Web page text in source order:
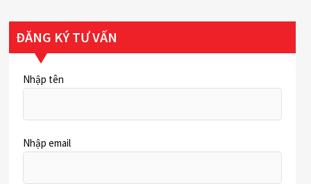
ĐĂNG KÝ TƯ VẤN
Nhập tên
Nhập email